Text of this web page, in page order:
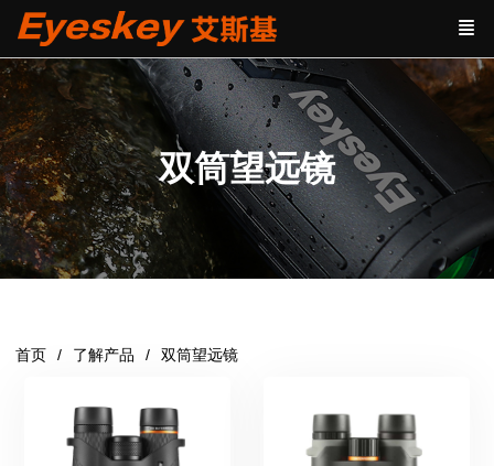
双筒望远镜
首页 了解产品 双筒望远镜